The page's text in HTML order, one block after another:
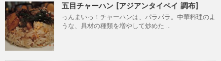
五目チャーハン [アジアンタイペイ 調布]
っんまいっ！チャーハンは、パラパラ。中華料理のよ
うな、具材の種類を増やして炒めた ...